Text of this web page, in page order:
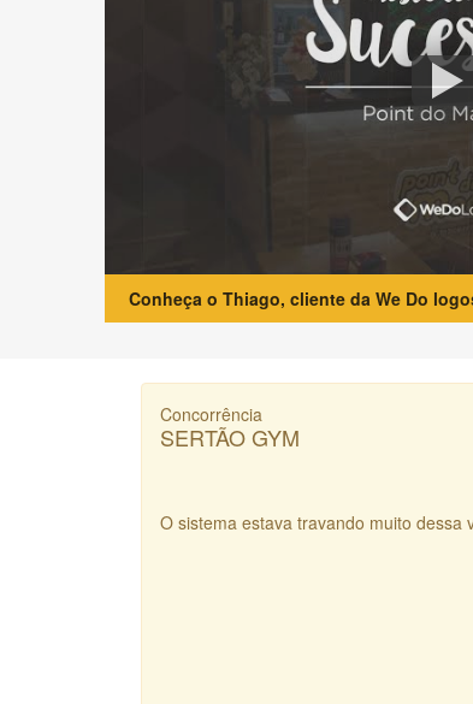
Conheça o Thiago, cliente da We Do
Concorrência
SERTÃO GYM
O sistema estava travando muito dessa